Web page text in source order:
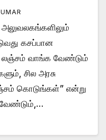
அலுவலகங்களிலும்
கசப்பான
வாங்க வேண்டும்
சில அரசு
கொடுங்கள்” என்று